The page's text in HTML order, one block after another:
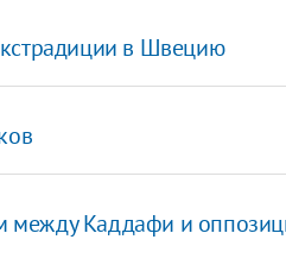
в Швецию
между Каддафи и